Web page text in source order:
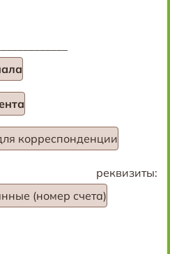
корреспонденции
реквизиты:
(номер счета)